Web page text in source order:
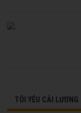
TÔI YÊU CẢI LƯƠNG